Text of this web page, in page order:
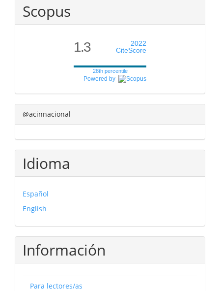
Scopus
1.3
2022
CiteScore
28th percentile
Powered by
@acinnacional
Idioma
Español
English
Información
Para lectores/as